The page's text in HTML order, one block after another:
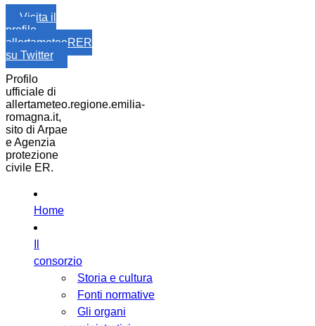
Visita il
profilo
allertameteoRER
su Twitter
Profilo
ufficiale di
allertameteo.regione.emilia-
romagna.it,
sito di Arpae
e Agenzia
protezione
civile ER.
Home
consorzio
Storia e cultura
Fonti normative
Gli organi